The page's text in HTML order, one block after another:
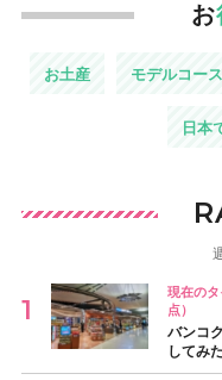
お
お土産 モデルコース
日本
現在の
点）
バンコ
してみた